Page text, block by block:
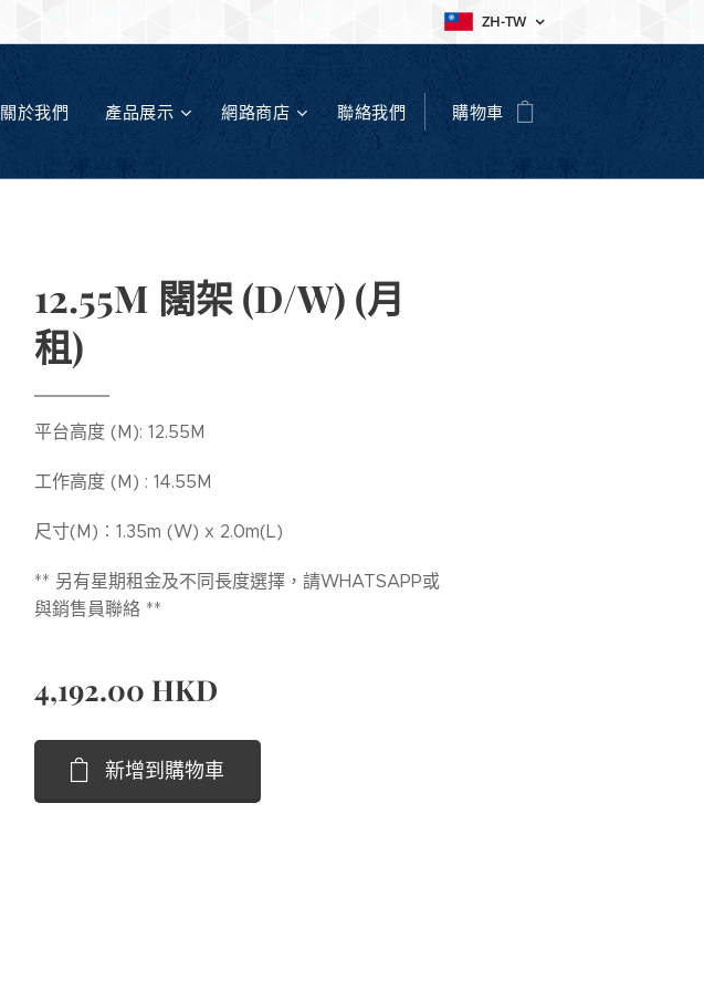
ZH-TW
關於我們 產品展示 網路商店 聯絡我們 購物車
12.55M 闊架 (D/W) (月
租)
平台高度 (M): 12.55M
工作高度 (M) : 14.55M
尺寸(M)︰1.35m (W) x 2.0m(L)
** 另有星期租金及不同長度選擇，請WHATSAPP或
與銷售員聯絡 **
4,192.00 HKD
新增到購物車